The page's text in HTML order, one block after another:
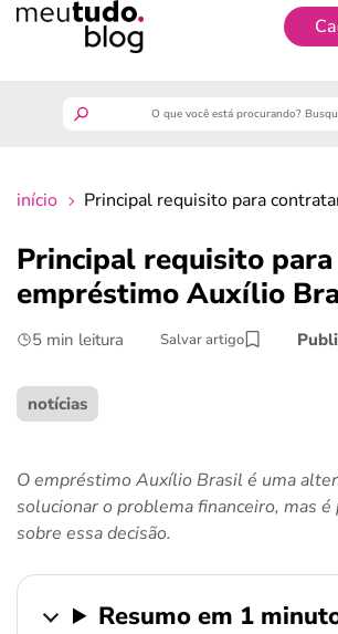
finanças
benefícios
crédito fácil
ferramentas
início Principal requisito para
Principal requisito
empréstimo Auxílio
5 min leitura Salvar artigo
notícias
O empréstimo Auxílio Brasil é uma
solucionar o problema financeiro, mas
sobre essa decisão.
Resumo em 1